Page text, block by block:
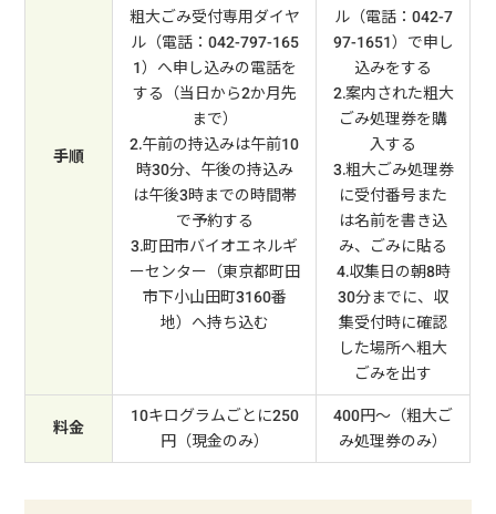
手順
粗大ごみ受付専用ダイヤ
ル（電話：042-797-165
1）へ申し込みの電話を
する（当日から2か月先
まで）
2.午前の持込みは午前10
時30分、午後の持込み
は午後3時までの時間帯
で予約する
3.町田市バイオエネルギ
ーセンター（東京都町田
市下小山田町3160番
地）へ持ち込む
ル（電話：042-7
97-1651）で申し
込みをする
2.案内された粗大
ごみ処理券を購
入する
3.粗大ごみ処理券
に受付番号また
は名前を書き込
み、ごみに貼る
4.収集日の朝8時
30分までに、収
集受付時に確認
した場所へ粗大
ごみを出す
料金
10キログラムごとに250
円（現金のみ）
400円～（粗大ご
み処理券のみ）